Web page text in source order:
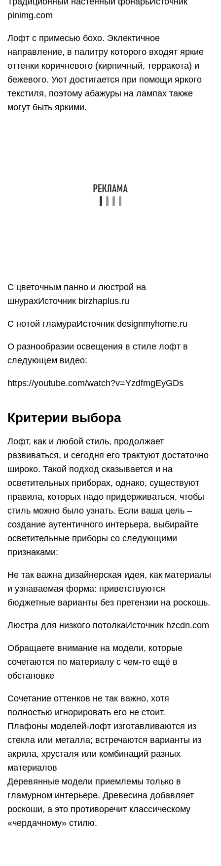
С нотой гламураИсточник designmyhome.ru
следующем видео:
https://youtube.com/watch?v=YzdfmgEyGDs
Критерии выбора
правила, которых надо придерживаться, чтобы
стиль можно было узнать. Если ваша цель –
бюджетные варианты без претензии на роскошь.
сочетаются по материалу с чем-то ещё в
обстановке
Сочетание оттенков не так важно, хотя
Плафоны моделей-лофт изготавливаются из
стекла или металла; встречаются варианты из
акрила, хрусталя или комбинаций разных
материалов
Деревянные модели приемлемы только в
гламурном интерьере. Древесина добавляет
роскоши, а это противоречит классическому
«чердачному» стилю.
материаловИсточник twimg.com
Арматура большинства моделей изготовлена
из металла, выкрашенного в белый, чёрный
или коричневый цвет. Для интерьеров с
нотками бохо или гламура подойдут цвета
латуни.
Подсветка должна быть многоуровневой:
люстра на потолке, бра на стенах, торшер на
полу. Габаритные размеры предметов
выбираются с учётом высоты потолка и
площади комнаты.